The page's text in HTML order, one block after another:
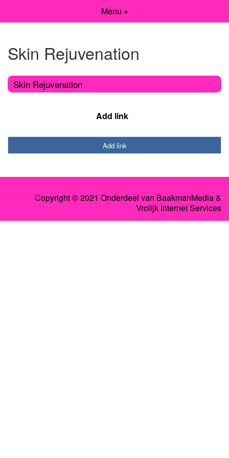
Menu +
Skin Rejuvenation
Skin Rejuvenation
Add link
Add link
Copyright © 2021 Onderdeel van BaakmanMedia&
Vrolijk Internet Services